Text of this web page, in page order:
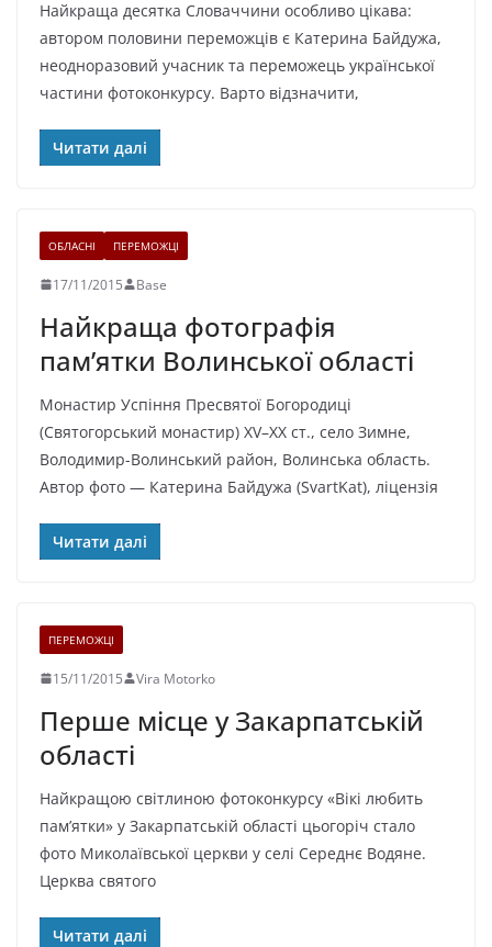
Найкраща десятка Словаччини особливо цікава:
автором половини переможців є Катерина Байдужа,
неодноразовий учасник та переможець української
частини фотоконкурсу. Варто відзначити,
Читати далі
ОБЛАСНІ ПЕРЕМОЖЦІ
17/11/2015 Base
Найкраща фотографія
пам’ятки Волинської області
Монастир Успіння Пресвятої Богородиці
(Святогорський монастир) XV–XX ст., село Зимне,
Володимир-Волинський район, Волинська область.
Автор фото — Катерина Байдужа (SvartKat), ліцензія
Читати далі
ПЕРЕМОЖЦІ
15/11/2015 Vira Motorko
Перше місце у Закарпатській
області
Найкращою світлиною фотоконкурсу «Вікі любить
пам’ятки» у Закарпатській області цьогоріч стало
фото Миколаївської церкви у селі Середнє Водяне.
Церква святого
Читати далі